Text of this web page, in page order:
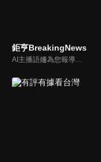
鉅亨BreakingNews
AI主播語姍為您報導【鉅亨Breaking News】！每週播報大事，讓新聞更貼近你！